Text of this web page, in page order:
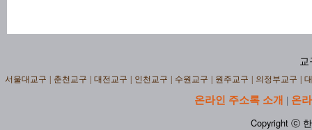
교
서울대교구 춘천교구 대전교구 인천교구 수원교구 원주교구 의정부교구
온라인 주소록 소개 | 온
Copyright ⓒ